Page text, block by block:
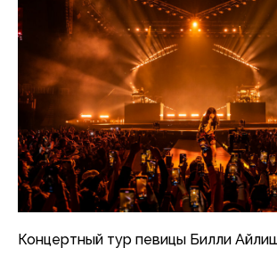
Концертный тур певицы Билли